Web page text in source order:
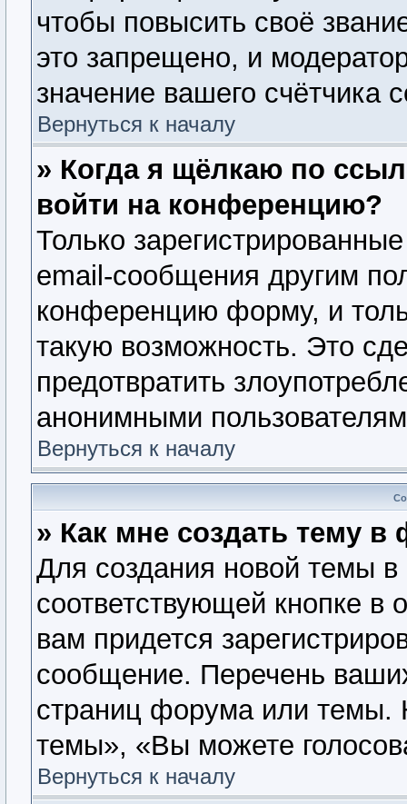
чтобы повысить своё
это запрещено, и
значение вашего счётчика
Вернуться к началу
» Когда я щёлкаю по
войти на конференцию?
Только
email-сообщения другим
конференцию форму, и
такую возможность. Это
предотвратить
анонимными
Вернуться к началу
» Как мне создать тему в
Для создания новой темы
соответствующей кнопке
вам придется
сообщение. Перечень
страниц форума или темы.
темы», «Вы можете
Вернуться к началу